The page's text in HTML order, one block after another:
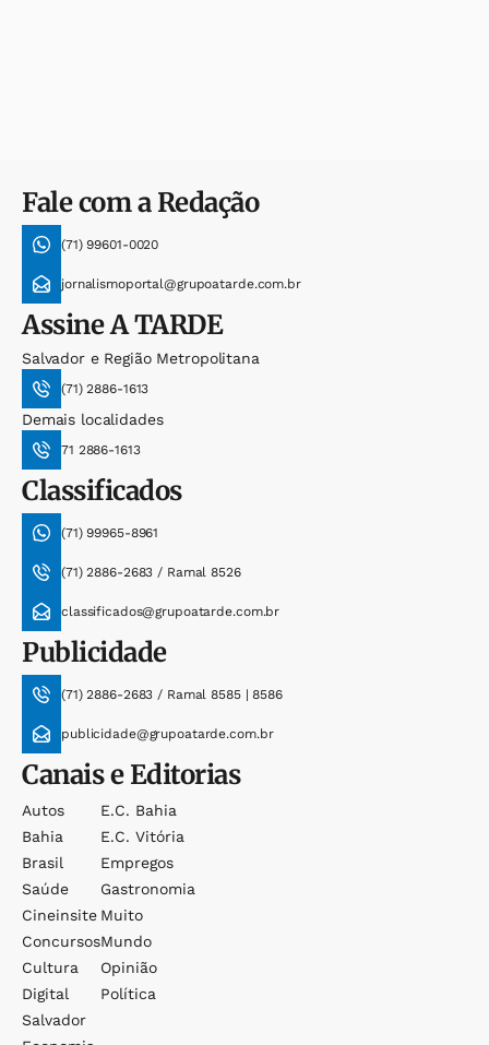
Fale com a Redação
(71) 99601-0020
jornalismoportal@grupoatarde.com.br
AssineA TARDE
Salvador e Região Metropolitana
(71) 2886-1613
Demais localidades
71 2886-1613
Classificados
(71) 99965-8961
(71) 2886-2683 / Ramal 8526
classificados@grupoatarde.com.br
Publicidade
(71) 2886-2683 / Ramal 8585 | 8586
publicidade@grupoatarde.com.br
Canais e Editorias
Autos
Bahia
Brasil
Saúde
Cineinsite
Concursos
Cultura
Digital
Salvador
E.c. Bahia
E.c. Vitória
Empregos
Gastronomia
Muito
Mundo
Opinião
Política